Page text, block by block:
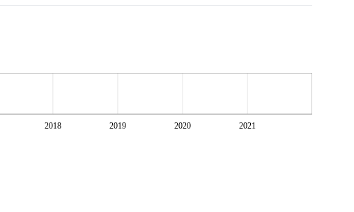
2018 2019 2020 2021